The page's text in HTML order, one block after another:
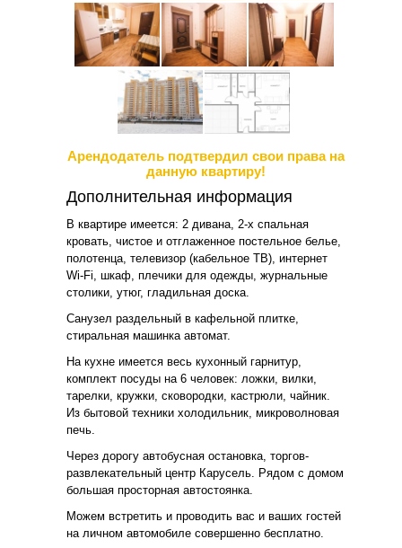
Арендодатель подтвердил свои права на
данную квартиру!
Дополнительная информация
В квартире имеется: 2 дивана, 2-х спальная
кровать, чистое и отглаженное постельное белье,
полотенца, телевизор (кабельное ТВ), интернет
Wi-Fi, шкаф, плечики для одежды, журнальные
столики, утюг, гладильная доска.
Санузел раздельный в кафельной плитке,
стиральная машинка автомат.
На кухне имеется весь кухонный гарнитур,
комплект посуды на 6 человек: ложки, вилки,
тарелки, кружки, сковородки, кастрюли, чайник.
Из бытовой техники холодильник, микроволновая
печь.
Через дорогу автобусная остановка, торгов-
развлекательный центр Карусель. Рядом с домом
большая просторная автостоянка.
Можем встретить и проводить вас и ваших гостей
на личном автомобиле совершенно бесплатно.